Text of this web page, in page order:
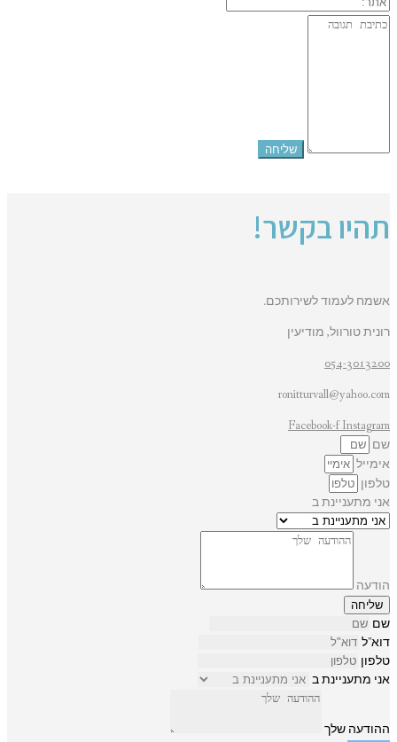
תהיו בקשר!
אשמח לעמוד לשירותכם.
רונית טורוול, מודיעין
054-3013200
ronitturvall@yahoo.com
Facebook-f Instagram
שם
אימייל
טלפון
אני מתעניינת ב
הודעה
שליחה
שם
דוא"ל
טלפון
אני מתעניינת ב
ההודעה שלך